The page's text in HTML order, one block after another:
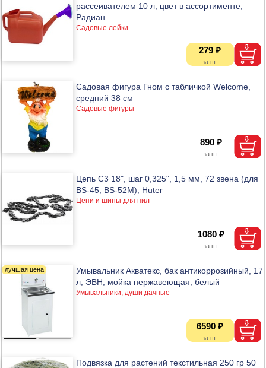
рассеивателем 10 л, цвет в ассортименте,
Радиан
Садовые лейки
279 ₽
Садовая фигура Гном с табличкой Welcome,
средний 38 см
Садовые фигуры
890 ₽
Цепь C3 18", шаг 0,325", 1,5 мм, 72 звена (для
BS-45, BS-52M), Huter
Цепи и шины для пил
1080 ₽
Умывальник Акватекс, бак антикоррозийный, 17
л, ЭВН, мойка нержавеющая, белый
Умывальники, души дачные
6590 ₽
Подвязка для растений текстильная 250 гр 50